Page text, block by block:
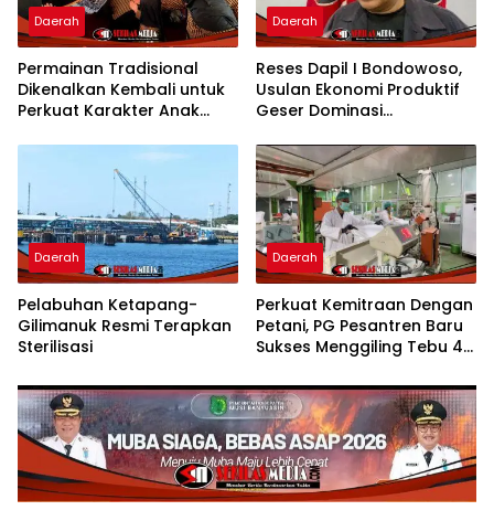
Daerah
Permainan Tradisional
Dikenalkan Kembali untuk
Perkuat Karakter Anak
Daerah
Reses Dapil I Bondowoso,
Usulan Ekonomi Produktif
Geser Dominasi
Daerah
Pelabuhan Ketapang-
Gilimanuk Resmi Terapkan
Sterilisasi
Daerah
Perkuat Kemitraan Dengan
Petani, PG Pesantren Baru
Sukses Menggiling Tebu 4